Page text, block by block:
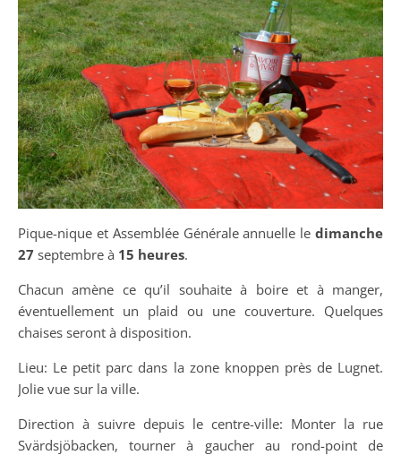
Pique-nique et Assemblée Générale annuelle le dimanche
27 septembre à 15 heures.
Chacun amène ce qu’il souhaite à boire et à manger,
éventuellement un plaid ou une couverture. Quelques
chaises seront à disposition.
Lieu: Le petit parc dans la zone knoppen près de Lugnet.
Jolie vue sur la ville.
Direction à suivre depuis le centre-ville: Monter la rue
Svärdsjöbacken, tourner à gaucher au rond-point de